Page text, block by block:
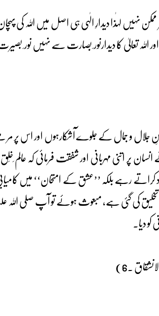
نہیں لہٰذا دیدارِ الٰہی ہی اصل میں اللہ کی
تعالیٰ کا دیدارنور ِ بصارت سے نہیں نور
جمال کے جلوے آشکارہوں اور اس پر مر مٹنے
پر اتنی مہربانی اور شفقت فرمائی کہ عالم
یاد کراتے رہے بلکہ ’’عشق کے امتحان‘‘ میں
کی گئی ہے، مبعوث ہوئے تو آپ صلی اللہ
دیا۔
۔6)